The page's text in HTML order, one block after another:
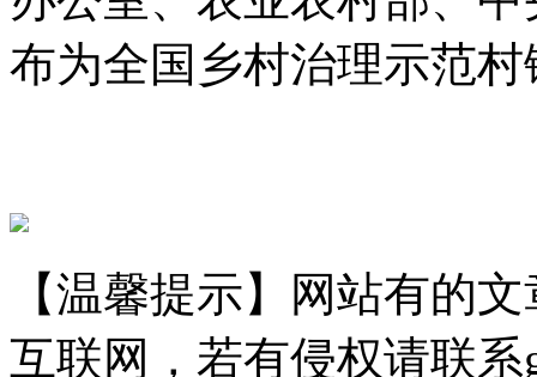
布为全国乡村治理示范村
【温馨提示】网站有的
互联网，若有侵权请联系